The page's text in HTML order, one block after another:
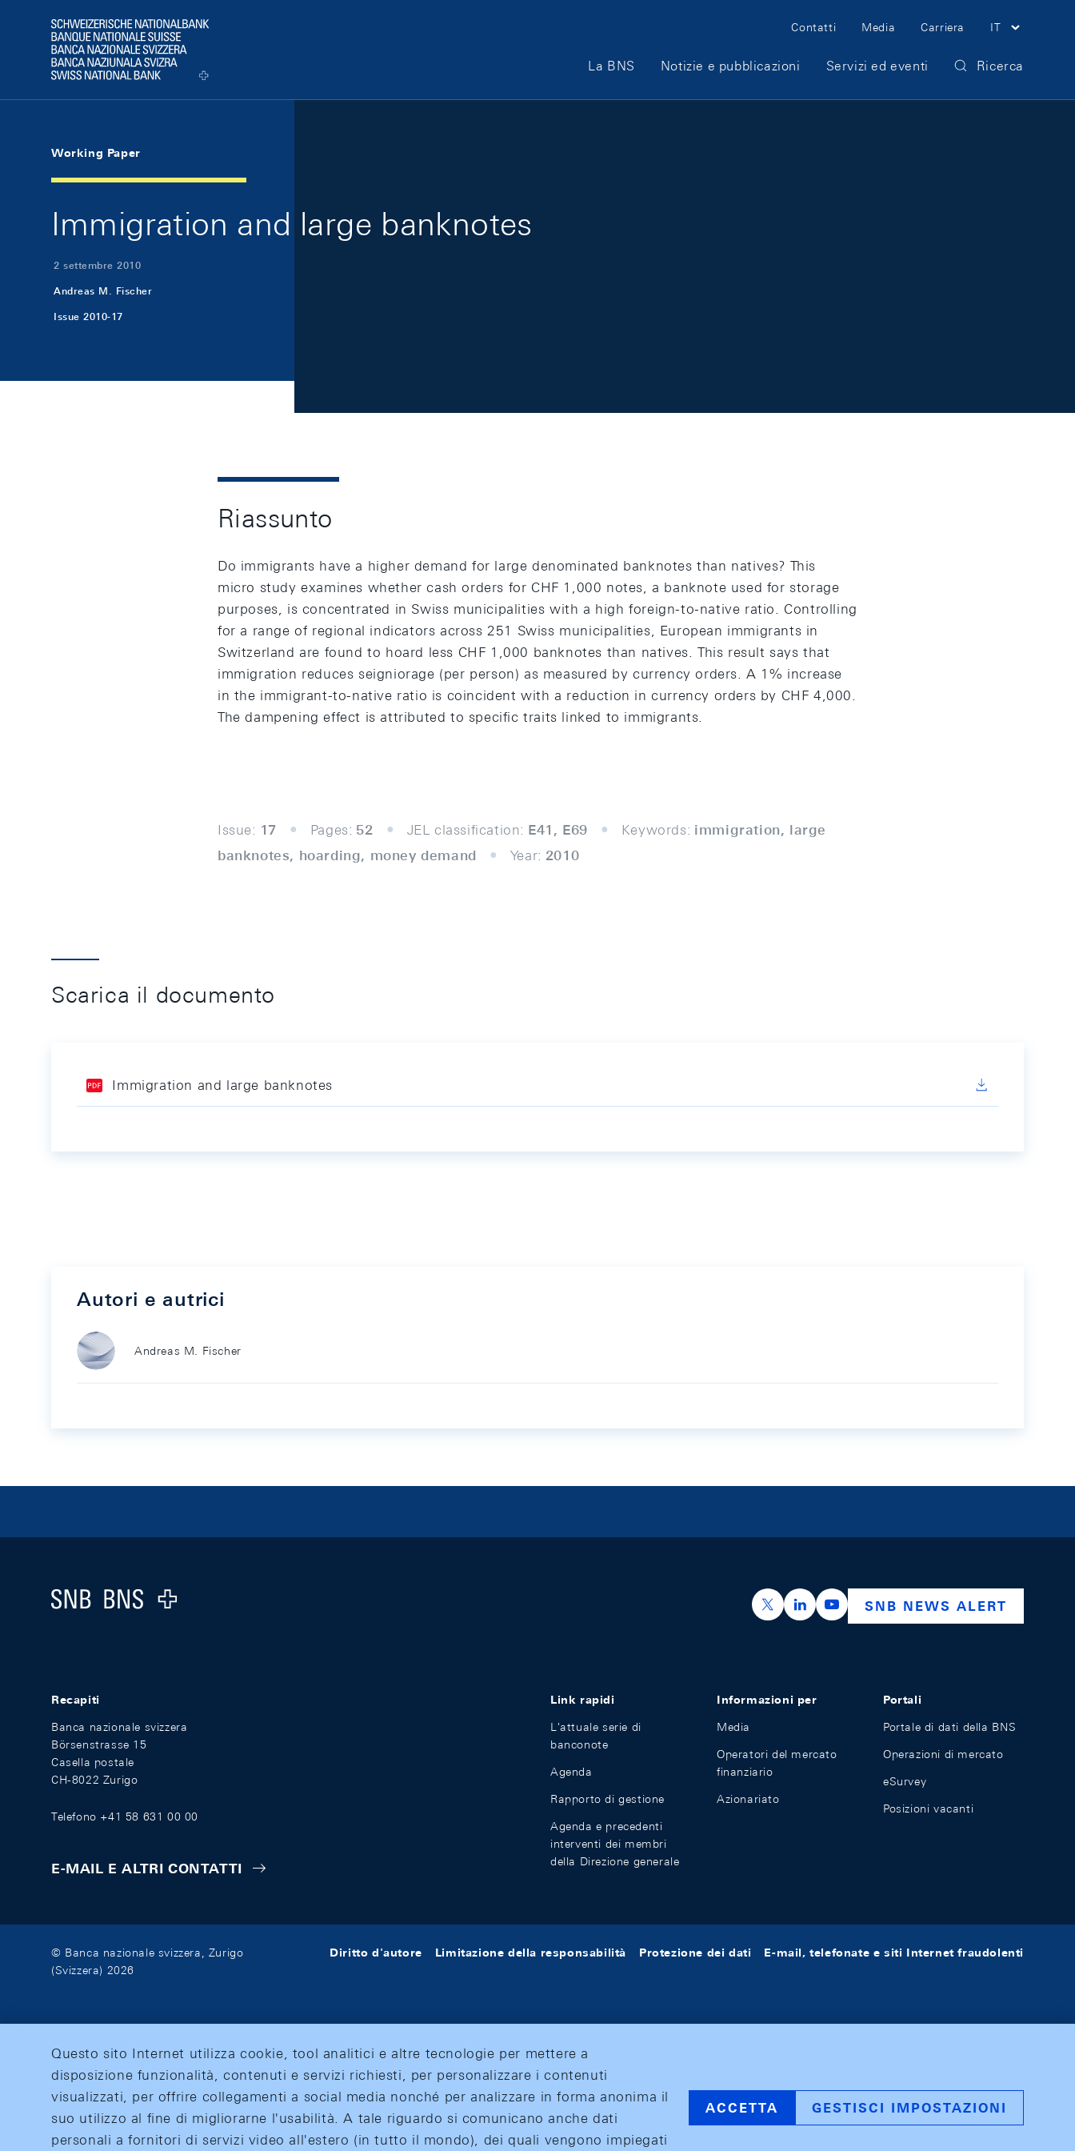
Logo
Meta Navigation
Contatti Media Carriera IT
Main Navigation
La BNS Notizie e pubblicazioni Servizi ed eventi Ricerca
Working Paper
Immigration and large banknotes
2 settembre 2010
Andreas M. Fischer
Issue 2010-17
Riassunto
Do immigrants have a higher demand for large denominated banknotes than natives? This
micro study examines whether cash orders for CHF 1,000 notes, a banknote used for storage
purposes, is concentrated in Swiss municipalities with a high foreign-to-native ratio. Controlling
for a range of regional indicators across 251 Swiss municipalities, European immigrants in
Switzerland are found to hoard less CHF 1,000 banknotes than natives. This result says that
immigration reduces seigniorage (per person) as measured by currency orders. A 1% increase
in the immigrant-to-native ratio is coincident with a reduction in currency orders by CHF 4,000.
The dampening effect is attributed to specific traits linked to immigrants.
Issue: 17 Pages: 52 JEL classification: E41, E69 Keywords: immigration, large
banknotes, hoarding, money demand
Year: 2010
Scarica il documento
Immigration and large banknotes
Autori e autrici
Andreas M. Fischer
Logo
https://x.com/snb_bns
https://ch.linkedin.com/company/swiss-
https://www.youtube.com/
SNB NEWS ALERT
Recapiti
Banca nazionale svizzera
Börsenstrasse 15
Casella postale
CH-8022 Zurigo
Telefono +41 58 631 00 00
E-MAIL E ALTRI CONTATTI
Link rapidi
L'attuale serie di
banconote
Agenda
Rapporto di gestione
Agenda e precedenti
interventi dei membri
della Direzione generale
Informazioni per
Media
Operatori del mercato
finanziario
Azionariato
Portali
Portale di dati della BNS
Operazioni di mercato
eSurvey
Posizioni vacanti
© Banca nazionale svizzera, Zurigo
(Svizzera) 2026
Diritto d'autore Limitazione della responsabilità Protezione dei dati E-mail, telefonate e siti Internet fraudolenti
Questo sito Internet utilizza cookie, tool analitici e altre tecnologie per mettere a
disposizione funzionalità, contenuti e servizi richiesti, per personalizzare i contenuti
visualizzati, per offrire collegamenti a social media nonché per analizzare in forma anonima il
suo utilizzo al fine di migliorarne l'usabilità. A tale riguardo si comunicano anche dati
personali a fornitori di servizi video all'estero (in tutto il mondo), dei quali vengono impiegati
ACCETTA GESTISCI IMPOSTAZIONI